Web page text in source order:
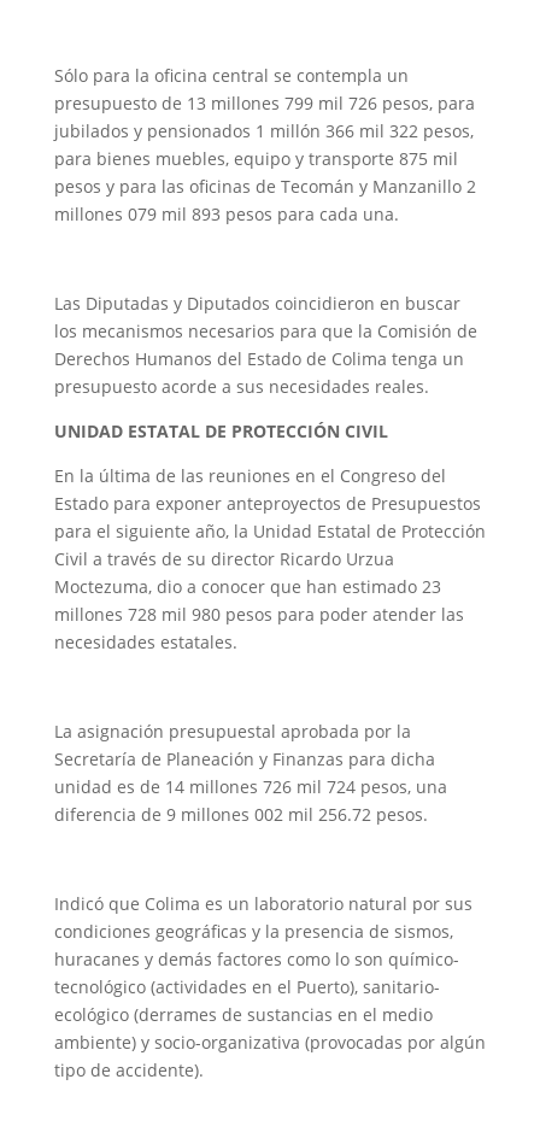
Sólo para la oficina central se contempla un
presupuesto de 13 millones 799 mil 726 pesos, para
jubilados y pensionados 1 millón 366 mil 322 pesos,
para bienes muebles, equipo y transporte 875 mil
pesos y para las oficinas de Tecomán y Manzanillo 2
millones 079 mil 893 pesos para cada una.
Las Diputadas y Diputados coincidieron en buscar
los mecanismos necesarios para que la Comisión de
Derechos Humanos del Estado de Colima tenga un
presupuesto acorde a sus necesidades reales.
UNIDAD ESTATAL DE PROTECCIÓN CIVIL
En la última de las reuniones en el Congreso del
Estado para exponer anteproyectos de Presupuestos
para el siguiente año, la Unidad Estatal de Protección
Civil a través de su director Ricardo Urzua
Moctezuma, dio a conocer que han estimado 23
millones 728 mil 980 pesos para poder atender las
necesidades estatales.
La asignación presupuestal aprobada por la
Secretaría de Planeación y Finanzas para dicha
unidad es de 14 millones 726 mil 724 pesos, una
diferencia de 9 millones 002 mil 256.72 pesos.
Indicó que Colima es un laboratorio natural por sus
condiciones geográficas y la presencia de sismos,
huracanes y demás factores como lo son químico-
tecnológico (actividades en el Puerto), sanitario-
ecológico (derrames de sustancias en el medio
ambiente) y socio-organizativa (provocadas por algún
tipo de accidente).